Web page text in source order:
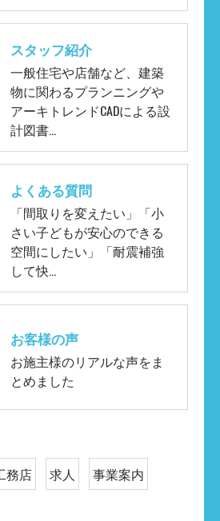
スタッフ紹介
一般住宅や店舗など、建築
物に関わるプランニングや
アーキトレンドCADによる設
計図書…
よくある質問
「間取りを変えたい」「小
さい子どもが安心のできる
空間にしたい」「耐震補強
して快…
お客様の声
お施主様のリアルな声をま
とめました
務店 求人 事業案内